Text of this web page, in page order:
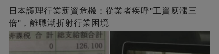
日本護理行業薪資危機：從業者疾呼"工資應漲三
倍"，離職潮折射行業困境